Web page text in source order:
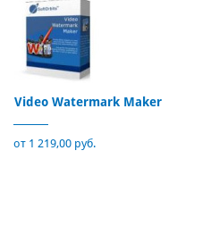
Video Watermark Maker
от 1 219,00 руб.